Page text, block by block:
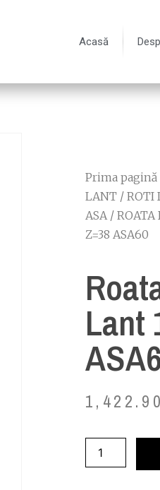
Acasă
Prima pagină
LANT / ROTI
ASA/ ROATA
Z=38 ASA60
Lant
1,422.90